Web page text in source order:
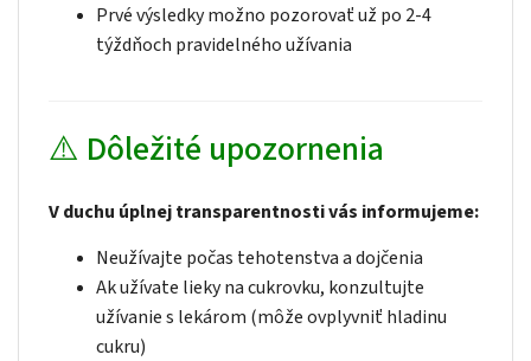
Prvé výsledky možno pozorovať už po 2-4
týždňoch pravidelného užívania
⚠️ Dôležité upozornenia
V duchu úplnej transparentnosti vás informujeme:
Neužívajte počas tehotenstva a dojčenia
Ak užívate lieky na cukrovku, konzultujte
užívanie s lekárom (môže ovplyvniť hladinu
cukru)